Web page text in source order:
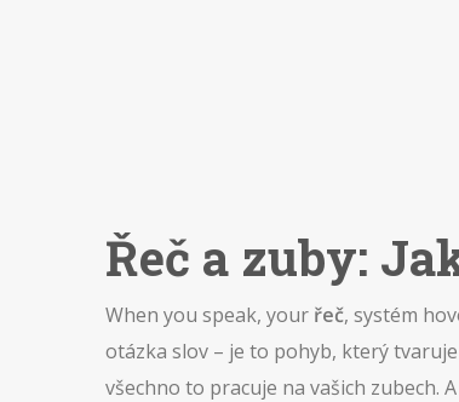
Řeč a zuby:
When you speak, your řeč, systém
otázka slov – je to pohyb, který
všechno to pracuje na vašich zubech.